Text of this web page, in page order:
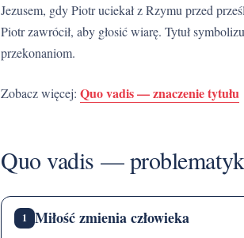
Jezusem, gdy Piotr uciekał z Rzymu przed
Piotr zawrócił, aby głosić wiarę. Tytuł
przekonaniom.
Zobacz więcej: Quo vadis — znaczenie tytułu
Quo vadis —
1 Miłość zmienia człowieka